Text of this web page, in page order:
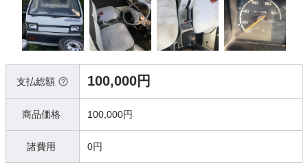
支払総額 100,000円
商品価格 100,000円
諸費用 0円